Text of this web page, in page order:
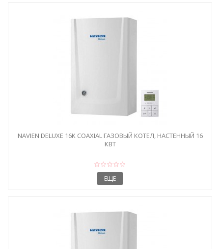
NAVIEN DELUXE 16K COAXIAL ГАЗОВЫЙ КОТЕЛ, НАСТЕННЫЙ 16
КВТ
ЕЩЕ